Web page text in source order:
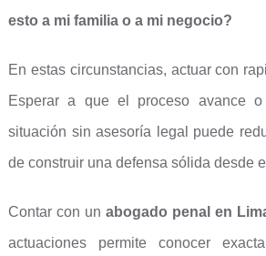
esto a mi familia o a mi negocio?
En estas circunstancias, actuar con
Esperar a que el proceso avance
situación sin asesoría legal puede
de construir una defensa sólida desde
Contar con un abogado penal en
actuaciones permite conocer